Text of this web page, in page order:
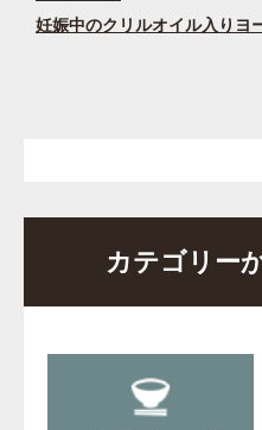
妊娠中のクリルオイル入りヨ
カテゴリー